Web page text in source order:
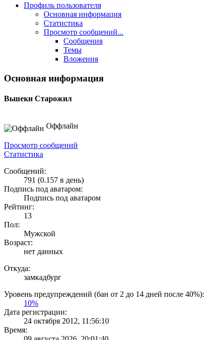
Профиль пользователя
Основная информация
Статистика
Просмотр сообщений...
Сообщения
Темы
Вложения
Основная информация
Вьшекн Старожил
Оффлайн
Просмотр сообщений
Статистика
Сообщений:
791 (0.157 в день)
Подпись под аватаром:
Подпись под аватаром
Рейтинг:
13
Пол:
Мужской
Возраст:
нет данных
Откуда:
замкадбург
Уровень предупреждений (бан от 2 до 14 дней после 40%):
10%
Дата регистрации:
24 октября 2012, 11:56:10
Время: